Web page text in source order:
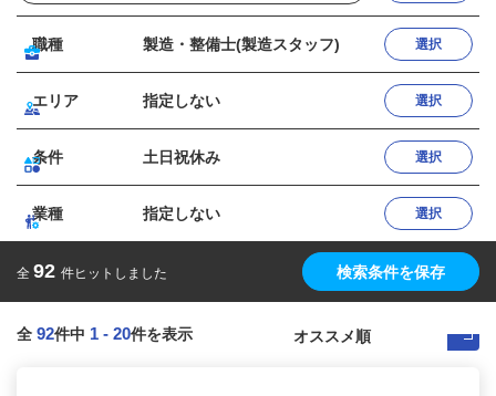
職種 製造・整備士(製造スタッフ) 選択
エリア 指定しない 選択
条件 土日祝休み 選択
業種 指定しない 選択
全 92 件ヒットしました 検索条件を保存
全 92件中 1 - 20件を表示